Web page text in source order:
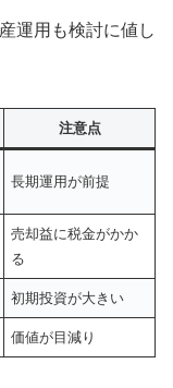
運用も検討に値し
注意点
長期運用が前提
売却益に税金がかか
る
初期投資が大きい
価値が目減り